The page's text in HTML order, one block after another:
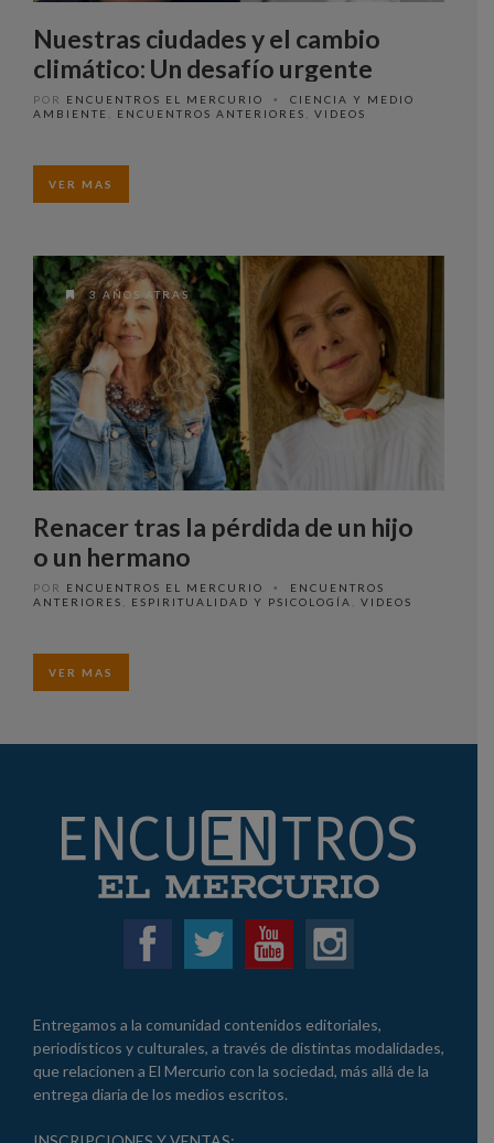
Nuestras ciudades y el cambio
climático: Un desafío urgente
POR ENCUENTROS EL MERCURIO •
CIENCIA Y MEDIO
AMBIENTE
ENCUENTROS ANTERIORES VIDEOS
VER MAS
3 AÑOS ATRAS
Renacer tras la pérdida de un hijo
o un hermano
POR ENCUENTROS EL MERCURIO •
ENCUENTROS
ANTERIORES
ESPIRITUALIDAD Y PSICOLOGÍA VIDEOS
VER MAS
Entregamos a la comunidad contenidos editoriales,
periodísticos y culturales, a través de distintas modalidades,
que relacionen a El Mercurio con la sociedad, más allá de la
entrega diaria de los medios escritos.